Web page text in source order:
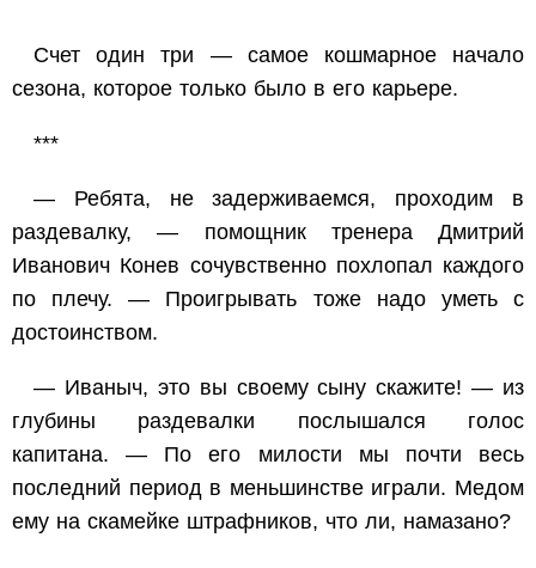
Счет один три — самое кошмарное начало
сезона, которое только было в его карьере.
***
— Ребята, не задерживаемся, проходим в
раздевалку, — помощник тренера Дмитрий
Иванович Конев сочувственно похлопал каждого
по плечу. — Проигрывать тоже надо уметь с
достоинством.
— Иваныч, это вы своему сыну скажите! — из
глубины раздевалки послышался голос
капитана. — По его милости мы почти весь
последний период в меньшинстве играли. Медом
ему на скамейке штрафников, что ли, намазано?